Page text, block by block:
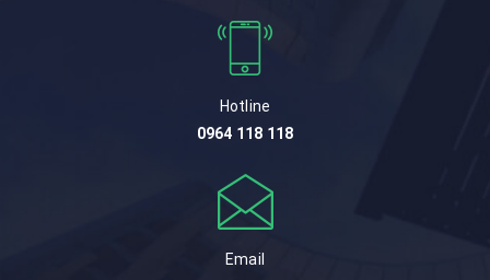
Hotline
0964 118 118
Email